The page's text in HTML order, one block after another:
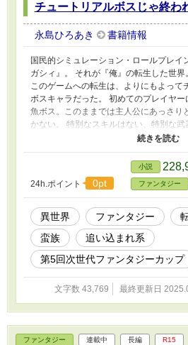
チュートリアルボスじゃ終わ
永島ひろあき 書籍情報
国民的シミュレーション・ロールプレイ
ガシィ』。 それが『俺』の転生した世
このゲームへの転生は、よりにもよって
ボスキャラだった。 初めてのプレイヤ
魚ボス。このままでは主人公にあっさり
かない。 特別なスキルはない、特別な
と前世の知識。 約束された暗い未来を変
一王子バルガン十歳は今日も今日とて運
24h.ポイント 0pt
小説
ファンタジー
異世界 ファンタジー
蛮族
追い込まれ系
第5回次世代ファンタジーカップ
文字数 43,769 最終更新日
ファンタジー 連載中 長編 R15